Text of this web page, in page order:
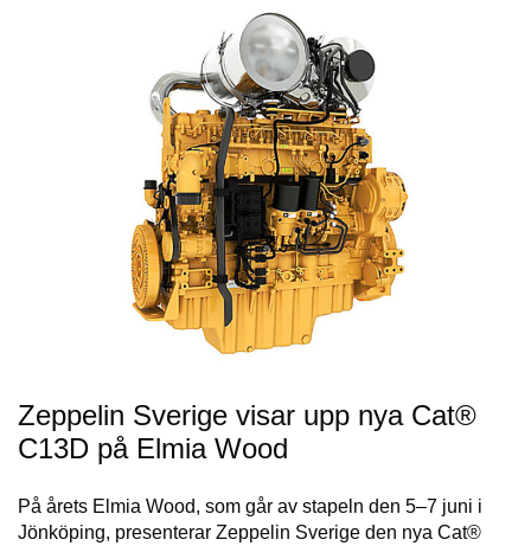
Zeppelin Sverige visar upp nya Cat®
C13D på Elmia Wood
På årets Elmia Wood, som går av stapeln den 5–7 juni i
Jönköping, presenterar Zeppelin Sverige den nya Cat®